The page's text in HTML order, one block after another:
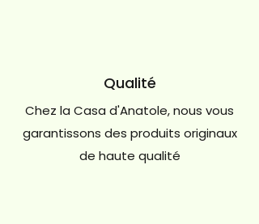
Qualité
Chez la Casa d'Anatole, nous vous
garantissons des produits originaux
de haute qualité